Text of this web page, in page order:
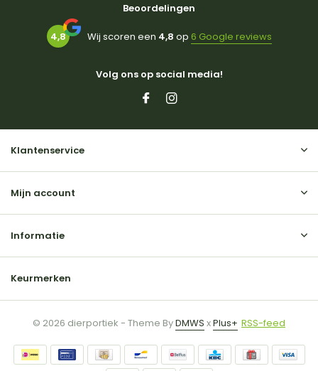
Beoordelingen
4,8 Wij scoren een 4,8 op 6 Google reviews
Volg ons op social media!
Klantenservice
Mijn account
Informatie
Keurmerken
© 2026 dierportiek - Theme ByDMWS xPlus+ RSS-feed